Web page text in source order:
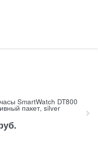
SmartWatch DT800
пакет, silver